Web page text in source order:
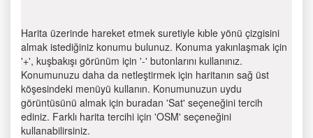
Harita üzerinde hareket etmek suretiyle kıble yönü çizgisini
almak istediğiniz konumu bulunuz. Konuma yakınlaşmak için
'+', kuşbakışı görünüm için '-' butonlarını kullanınız.
Konumunuzu daha da netleştirmek için haritanın sağ üst
köşesindeki menüyü kullanın. Konumunuzun uydu
görüntüsünü almak için buradan 'Sat' seçeneğini tercih
ediniz. Farklı harita tercihi için 'OSM' seçeneğini
kullanabilirsiniz.